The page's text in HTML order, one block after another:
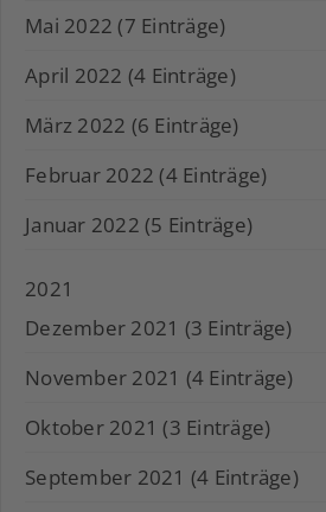
Mai 2022 (7 Einträge)
April 2022 (4 Einträge)
März 2022 (6 Einträge)
Februar 2022 (4 Einträge)
Januar 2022 (5 Einträge)
2021
Dezember 2021 (3 Einträge)
November 2021 (4 Einträge)
Oktober 2021 (3 Einträge)
September 2021 (4 Einträge)